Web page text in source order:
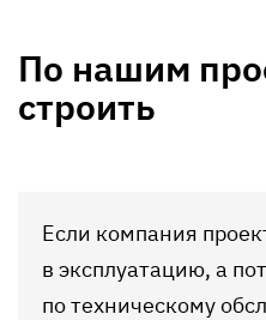
По нашим
строить
Если компания
в эксплуатацию, а
по техническому